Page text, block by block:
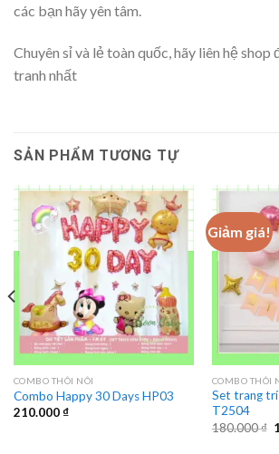
các bạn hãy yên tâm.
Chuyên sỉ và lẻ toàn quốc, hãy liên hệ
tranh nhất
SẢN PHẨM TƯƠNG TỰ
COMBO THÔI NÔI
Combo Happy 30 Days HP03
210.000₫
Giảm giá!
COMBO THÔI
Set trang
T2504
180.000₫